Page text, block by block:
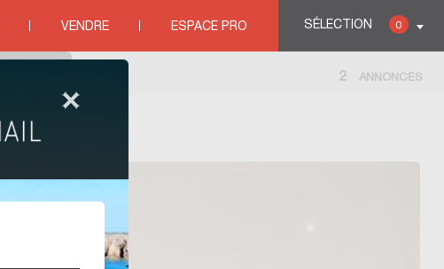
SÉLECTION 0
VENDRE ESPACE PRO
2 ANNONCES